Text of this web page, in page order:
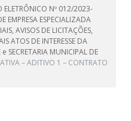
ELETRÔNICO Nº 012/2023-
EMPRESA ESPECIALIZADA
AVISOS DE LICITAÇÕES,
ATOS DE INTERESSE DA
SECRETARIA MUNICIPAL DE
– ADITIVO 1 – CONTRATO